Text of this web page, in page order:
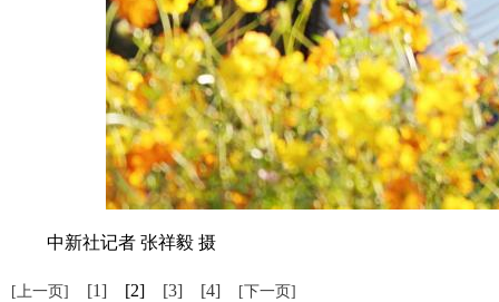
中新社记者 张祥毅 摄
[上一页] [1] [2] [3] [4] [下一页]